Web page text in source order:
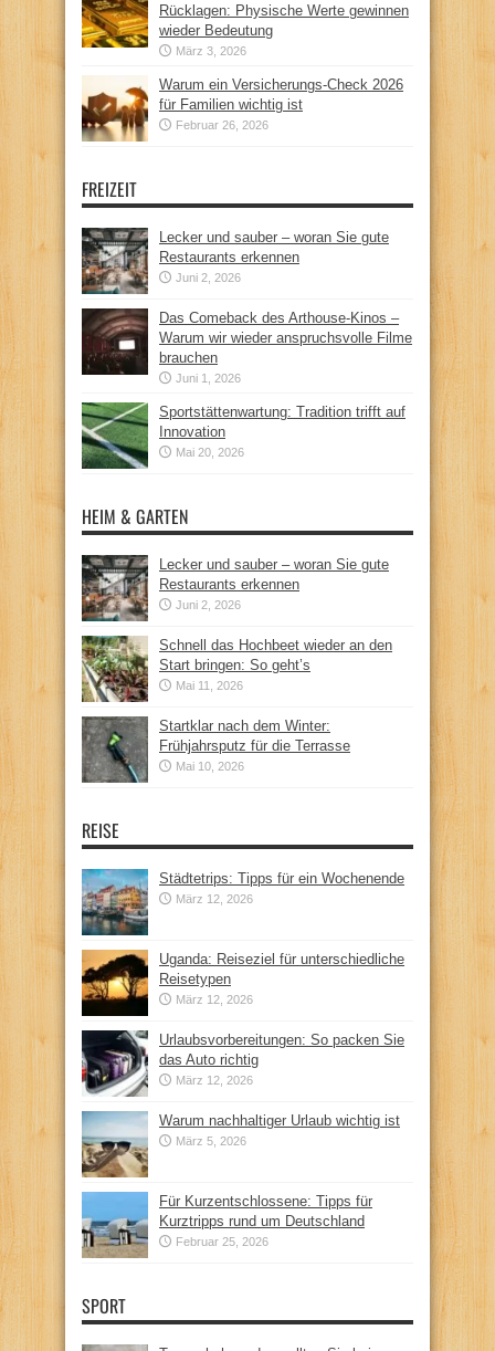
Rücklagen: Physische Werte gewinnen
wieder Bedeutung
März 3, 2026
Warum ein Versicherungs-Check 2026
für Familien wichtig ist
Februar 26, 2026
FREIZEIT
Lecker und sauber – woran Sie gute
Restaurants erkennen
Juni 2, 2026
Das Comeback des Arthouse-Kinos –
Warum wir wieder anspruchsvolle Filme
brauchen
Juni 1, 2026
Sportstättenwartung: Tradition trifft auf
Innovation
Mai 20, 2026
HEIM & GARTEN
Lecker und sauber – woran Sie gute
Restaurants erkennen
Juni 2, 2026
Schnell das Hochbeet wieder an den
Start bringen: So geht’s
Mai 11, 2026
Startklar nach dem Winter:
Frühjahrsputz für die Terrasse
Mai 10, 2026
REISE
Städtetrips: Tipps für ein Wochenende
März 12, 2026
Uganda: Reiseziel für unterschiedliche
Reisetypen
März 12, 2026
Urlaubsvorbereitungen: So packen Sie
das Auto richtig
März 12, 2026
Warum nachhaltiger Urlaub wichtig ist
März 5, 2026
Für Kurzentschlossene: Tipps für
Kurztripps rund um Deutschland
Februar 25, 2026
SPORT